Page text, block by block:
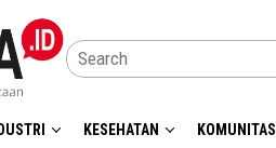
KESEHATAN KOMUNITAS